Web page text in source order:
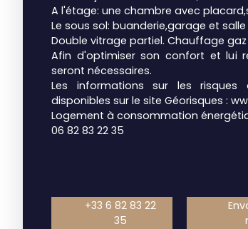
A l'étage: une chambre avec
Le sous sol: buanderie,garage et
Double vitrage partiel. Chauffage gaz
Afin d'optimiser son confort et lui
seront nécessaires.
Les informations sur les
disponibles sur le site Géorisques :
Logement à consommation
06 82 83 22 35
+33 6 82 83 22
35